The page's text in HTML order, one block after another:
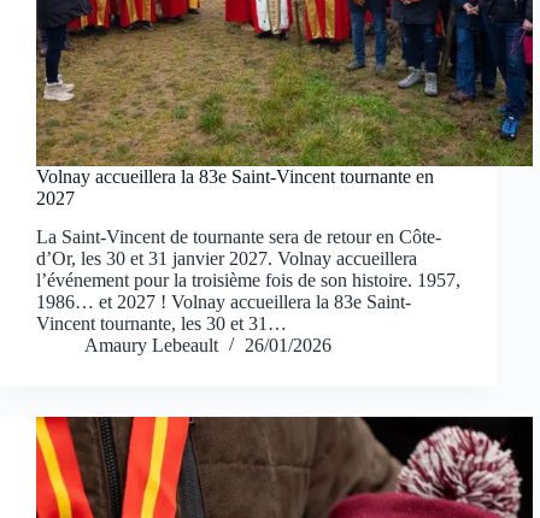
Volnay accueillera la 83e Saint-Vincent tournante en
2027
La Saint-Vincent de tournante sera de retour en Côte-
d’Or, les 30 et 31 janvier 2027. Volnay accueillera
l’événement pour la troisième fois de son histoire. 1957,
1986… et 2027 ! Volnay accueillera la 83e Saint-
Vincent tournante, les 30 et 31…
Amaury Lebeault
26/01/2026